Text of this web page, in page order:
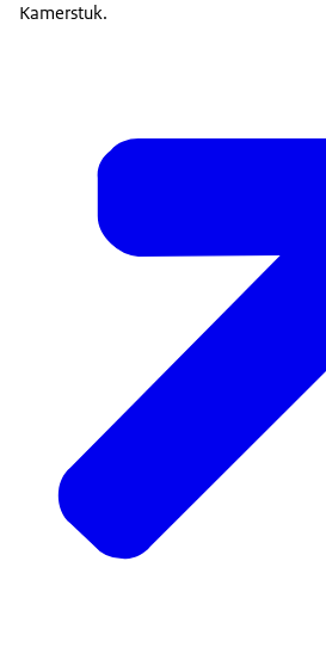
Kamerstuk.